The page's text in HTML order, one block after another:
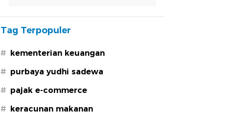
Tag Terpopuler
# kementerian keuangan
# purbaya yudhi sadewa
# pajak e-commerce
# keracunan makanan